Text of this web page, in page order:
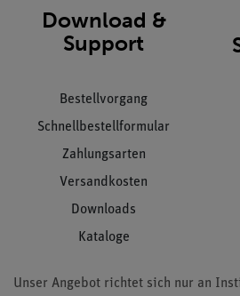
Download &
Support
Bestellvorgang
Schnellbestellformular
Zahlungsarten
Versandkosten
Downloads
Kataloge
Unser Angebot richtet sich nur an